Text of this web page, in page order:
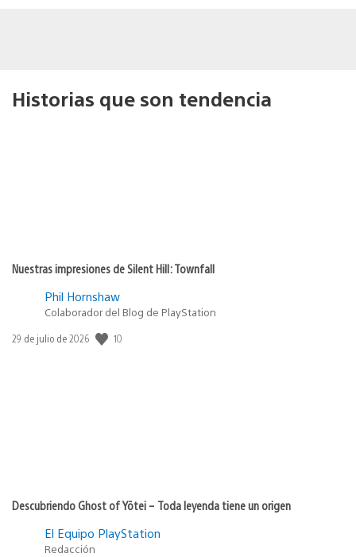
Historias que son tendencia
Nuestras impresiones de Silent Hill: Townfall
Phil Hornshaw
Colaborador del Blog de PlayStation
Fecha
29 de julio de 2026 10
Descubriendo Ghost of Yōtei – Toda leyenda tiene un origen
El Equipo PlayStation
Redacción